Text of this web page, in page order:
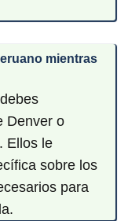
mientras
Denver o
Ellos le
sobre los
para